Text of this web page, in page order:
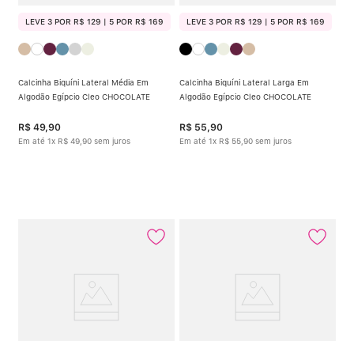
LEVE 3 POR R$ 129 | 5 POR R$ 169
Calcinha Biquíni Lateral Média Em
Algodão Egípcio Cleo CHOCOLATE
R$ 49,90
Em até 1x R$ 49 90 sem juros
LEVE 3 POR R$ 129 | 5 POR R$ 169
Calcinha Biquíni Lateral Larga Em
Algodão Egípcio Cleo CHOCOLATE
R$ 55,90
Em até 1x R$ 55 90 sem juros